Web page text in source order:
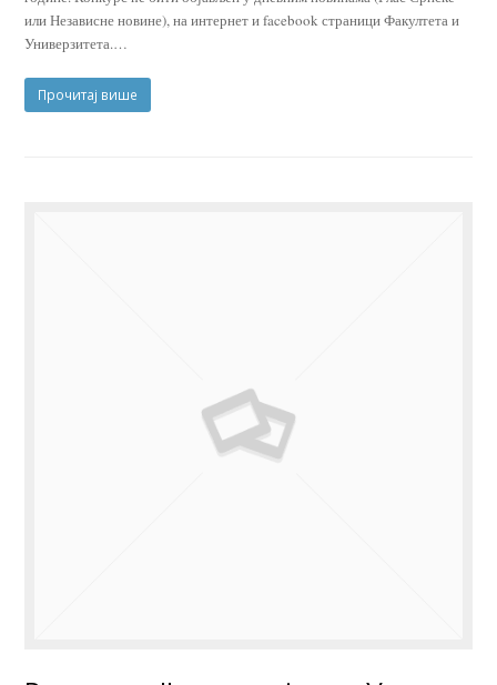
или Независне новине), на интернет и facebook страници Факултета и
Универзитета.…
Прочитај више